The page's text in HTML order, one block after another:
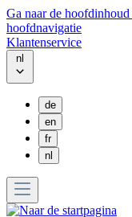
Ga naar de hoofdinhoud
hoofdnavigatie
Klantenservice
nl
de
en
fr
nl